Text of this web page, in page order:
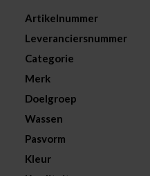
Artikelnummer
Leveranciersnummer
Categorie
Merk
Doelgroep
Wassen
Pasvorm
Kleur